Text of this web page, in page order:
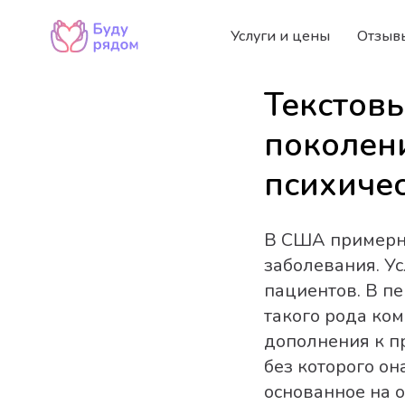
Услуги и цены
В США
заболевания.
пациентов. В
такого рода
дополнения к
без которого
основанное на